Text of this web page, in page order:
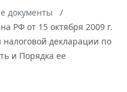
документы
РФ от 15 октября 2009 г.
декларации по
и Порядка ее